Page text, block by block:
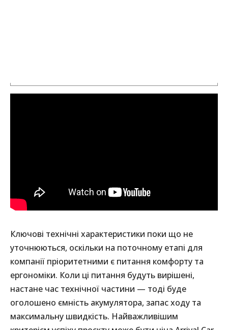
Ключові технічні характеристики поки що не
уточнюються, оскільки на поточному етапі для
компанії пріоритетними є питання комфорту та
ергономіки. Коли ці питання будуть вирішені,
настане час технічної частини — тоді буде
оголошено ємність акумулятора, запас ходу та
максимальну швидкість. Найважливішим